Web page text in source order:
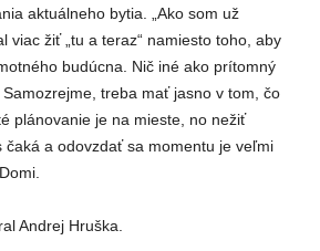
aktuálneho bytia. „Ako som už
viac žiť „tu a teraz“ namiesto toho, aby
budúcna. Nič iné ako prítomný
treba mať jasno v tom, čo
plánovanie je na mieste, no nežiť
čaká a odovzdať sa momentu je veľmi
Andrej Hruška.